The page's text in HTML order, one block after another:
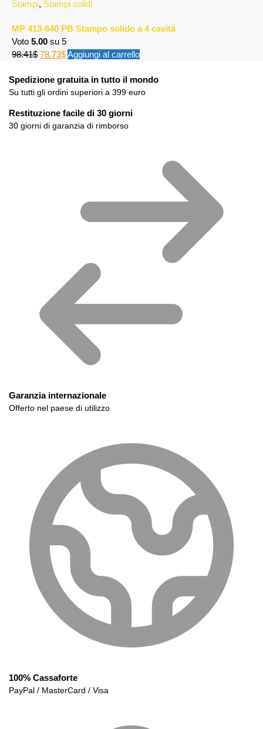
Stampi, Stampi solidi
MP 413-640 PB Stampo solido a 4 cavità
Voto 5.00 su 5
98.41$ 78.73$Aggiungi al carrello
Spedizione gratuita in tutto il mondo
Su tutti gli ordini superiori a 399 euro
Restituzione facile di 30 giorni
30 giorni di garanzia di rimborso
Garanzia internazionale
Offerto nel paese di utilizzo
100% Cassaforte
PayPal / MasterCard / Visa